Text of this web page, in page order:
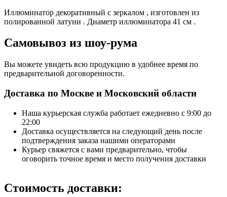
Иллюминатор декоративный с зеркалом , изготовлен из
полированной латуни . Диаметр иллюминатора 41 см .
Самовывоз из шоу-рума
Вы можете увидеть всю продукцию в удобнее время по
предварительной договоренности.
Доставка по Москве и Московский области
Наша курьерская служба работает ежедневно с 9:00 до
22:00
Доставка осуществляется на следующий день после
подтверждения заказа нашими операторами
Курьер свяжется с вами предварительно, чтобы
оговорить точное время и место получения доставки
Стоимость доставки: